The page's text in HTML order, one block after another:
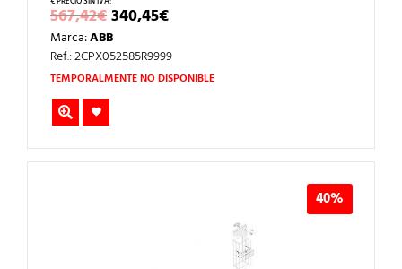
567,42€EL
PRECIO
ORIGINAL
ERA:
567,42€.
340,45€EL
PRECIO
ES:
340,45€.
Marca:ABB
Ref.: 2CPX052585R9999
TEMPORALMENTE NO DISPONIBLE
40%